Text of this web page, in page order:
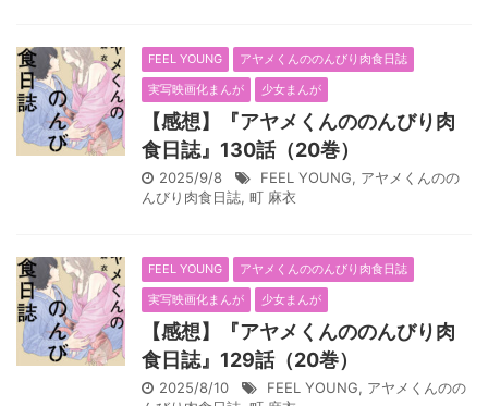
FEEL YOUNG
アヤメくんののんびり肉食日誌
実写映画化まんが
少女まんが
【感想】『アヤメくんののんびり肉
食日誌』130話（20巻）
2025/9/8 FEEL YOUNG, アヤメくんのの
んびり肉食日誌, 町 麻衣
FEEL YOUNG
アヤメくんののんびり肉食日誌
実写映画化まんが
少女まんが
【感想】『アヤメくんののんびり肉
食日誌』129話（20巻）
2025/8/10 FEEL YOUNG, アヤメくんのの